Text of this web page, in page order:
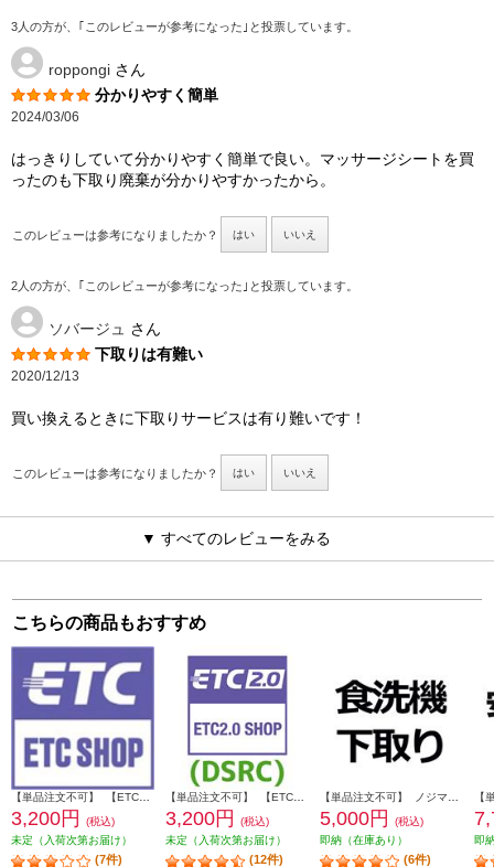
3人の方が、｢このレビューが参考になった｣と投票しています。
roppongi さん
分かりやすく簡単
2024/03/06
はっきりしていて分かりやすく簡単で良い。マッサージシートを買
ったのも下取り廃棄が分かりやすかったから。
このレビューは参考になりましたか？ はい いいえ
2人の方が、｢このレビューが参考になった｣と投票しています。
ソバージュ さん
下取りは有難い
2020/12/13
買い換えるときに下取りサービスは有り難いです！
このレビューは参考になりましたか？ はい いいえ
▼ すべてのレビューをみる
こちらの商品もおすすめ
3,200円
(税込)
未定（入荷次第お届け）
(7件)
3,200円
(税込)
未定（入荷次第お届け）
(12件)
5,000円
(税込)
即納（在庫あり）
(6件)
即